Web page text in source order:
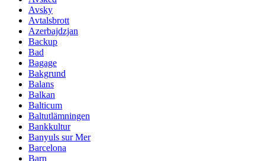
Avsky
Avtalsbrott
Azerbajdzjan
Backup
Bad
Bagage
Bakgrund
Balans
Balkan
Balticum
Baltutlämningen
Bankkultur
Banyuls sur Mer
Barcelona
Barn